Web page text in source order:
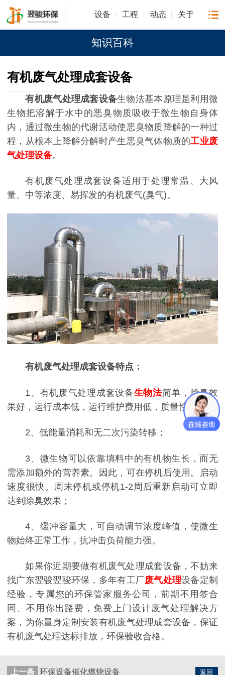
设备 工程 动态 关于
知识百科
有机废气处理成套设备
有机废气处理成套设备生物法基本原理是利用微
生物把溶解于水中的恶臭物质吸收于微生物自身体
内，通过微生物的代谢活动使恶臭物质降解的一种过
程，从根本上降解分解时产生恶臭气体物质的工业废
气处理设备。
有机废气处理成套设备适用于处理常温、大风
量、中等浓度、易挥发的有机废气(臭气)。
有机废气处理成套设备特点：
1、有机废气处理成套设备生物法简单，除臭效
果好，运行成本低，运行维护费用低，质量性能高；
2、低能量消耗和无二次污染转移；
3、微生物可以依靠填料中的有机物生长，而无
需添加额外的营养素。因此，可在停机后使用。启动
速度很快。周末停机或停机1-2周后重新启动可立即
达到除臭效果；
4、缓冲容量大，可自动调节浓度峰值，使微生
物始终正常工作，抗冲击负荷能力强。
如果你近期要做有机废气处理成套设备，不妨来
找广东翌骏翌骏环保，多年有工厂废气处理设备定制
经验，专属您的环保管家服务公司，前期不用签合
同、不用你出路费，免费上门设计废气处理解决方
案，为你量身定制安装有机废气处理成套设备，保证
有机废气处理达标排放，环保验收合格。
返回
上一条 环保设备催化燃烧设备